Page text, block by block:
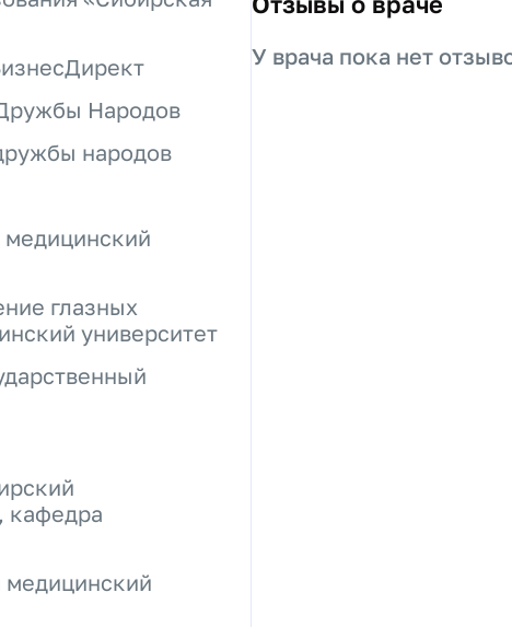
Народов
народов
медицинский
глазных
университет
кафедра
медицинский
У врача пока нет